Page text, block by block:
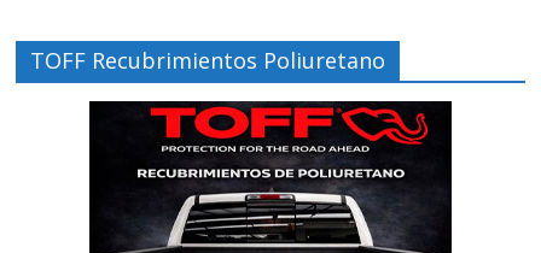
TOFF Recubrimientos Poliuretano